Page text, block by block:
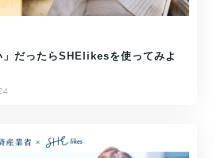
」だったらSHElikesを使ってみよ